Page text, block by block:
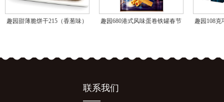
趣园甜薄脆饼干215（香葱味）
趣园680港式风味蛋卷铁罐春节
趣园108
联系我们